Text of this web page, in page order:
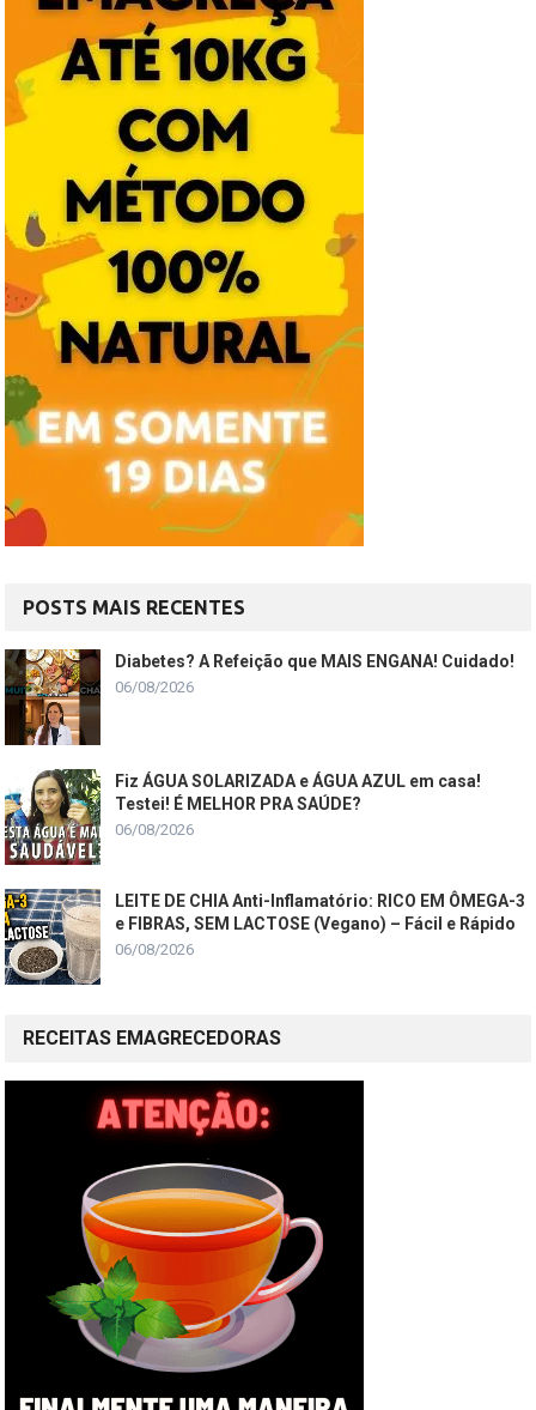
POSTS MAIS RECENTES
Diabetes? A Refeição que MAIS ENGANA! Cuidado!
06/08/2026
Fiz ÁGUA SOLARIZADA e ÁGUA AZUL em casa!
Testei! É MELHOR PRA SAÚDE?
06/08/2026
LEITE DE CHIA Anti-Inflamatório: RICO EM ÔMEGA-3
e FIBRAS, SEM LACTOSE (Vegano) – Fácil e Rápido
06/08/2026
RECEITAS EMAGRECEDORAS